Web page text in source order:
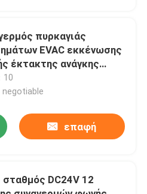
PA
πυρκαγιάς
EVAC εκκένωσης
έκτακτης ανάγκης
εισόδου DC24V
10
negotiable
επαφή
σταθμός DC24V 12